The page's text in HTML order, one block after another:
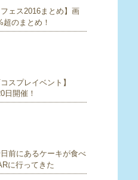
フェス2016まとめ】画
のまとめ！
コスプレイベント】
日開催！
前にあるケーキが食べ
に行ってきた